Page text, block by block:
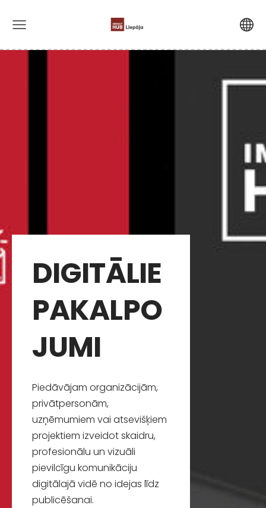
DIGITĀLIE
PAKALPO
JUMI
Piedāvājam organizācijām,
privātpersonām,
uzņēmumiem vai atsevišķiem
projektiem izveidot skaidru,
profesionālu un vizuāli
pievilcīgu komunikāciju
digitālajā vidē no idejas līdz
publicēšanai.